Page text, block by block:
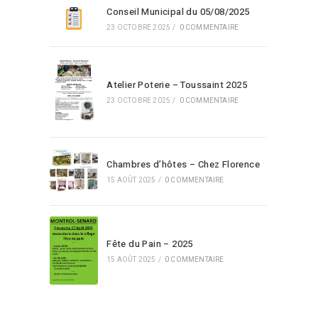
Conseil Municipal du 05/08/2025
23 OCTOBRE 2025 / 0 COMMENTAIRE
Atelier Poterie – Toussaint 2025
23 OCTOBRE 2025 / 0 COMMENTAIRE
Chambres d’hôtes – Chez Florence
15 AOÛT 2025 / 0 COMMENTAIRE
Fête du Pain – 2025
15 AOÛT 2025 / 0 COMMENTAIRE